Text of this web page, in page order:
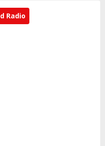
Radio